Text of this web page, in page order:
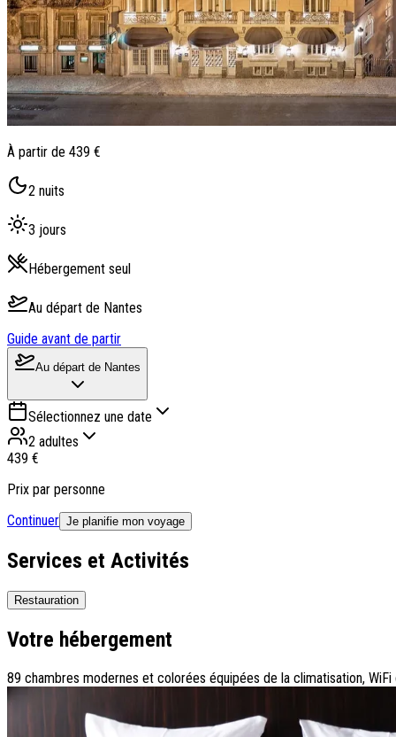
À partir de 439 €
2 nuits
3 jours
Hébergement seul
Au départ de Nantes
Guide avant de partir
Au départ de Nantes
Sélectionnez une date
2 adultes
439 €
Prix par personne
Continuer Je planifie mon voyage
Services et Activités
Restauration
Votre hébergement
89 chambres modernes et colorées équipées de la climatisation,